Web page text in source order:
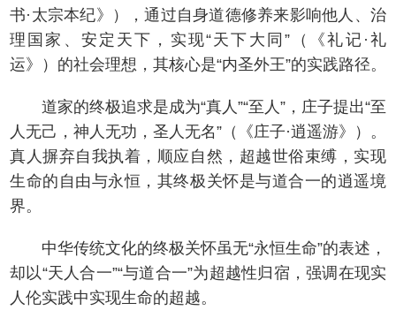
书·太宗本纪》），通过自身道德修养来影响他人、治
理国家、安定天下，实现“天下大同”（《礼记·礼
运》）的社会理想，其核心是“内圣外王”的实践路径。
道家的终极追求是成为“真人”“至人”，庄子提出“至
人无己，神人无功，圣人无名”（《庄子·逍遥游》）。
真人摒弃自我执着，顺应自然，超越世俗束缚，实现
生命的自由与永恒，其终极关怀是与道合一的逍遥境
界。
中华传统文化的终极关怀虽无“永恒生命”的表述，
却以“天人合一”“与道合一”为超越性归宿，强调在现实
人伦实践中实现生命的超越。